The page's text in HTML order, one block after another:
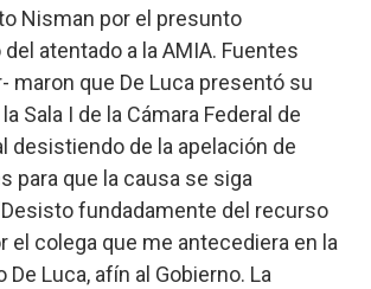
Nisman por el presunto
atentado a la AMIA. Fuentes
maron que De Luca presentó su
Sala I de la Cámara Federal de
desistiendo de la apelación de
para que la causa se siga
fundadamente del recurso
el colega que me antecediera en la
De Luca, afín al Gobierno. La